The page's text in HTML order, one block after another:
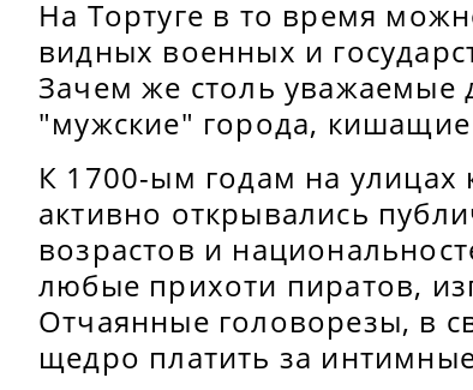
На Тортуге в то время
видных военных и
Зачем же столь уважаемые
"мужские" города, кишащие
К 1700-ым годам на улицах
активно открывались
возрастов и
любые прихоти пиратов,
Отчаянные головорезы, в
щедро платить за интимные